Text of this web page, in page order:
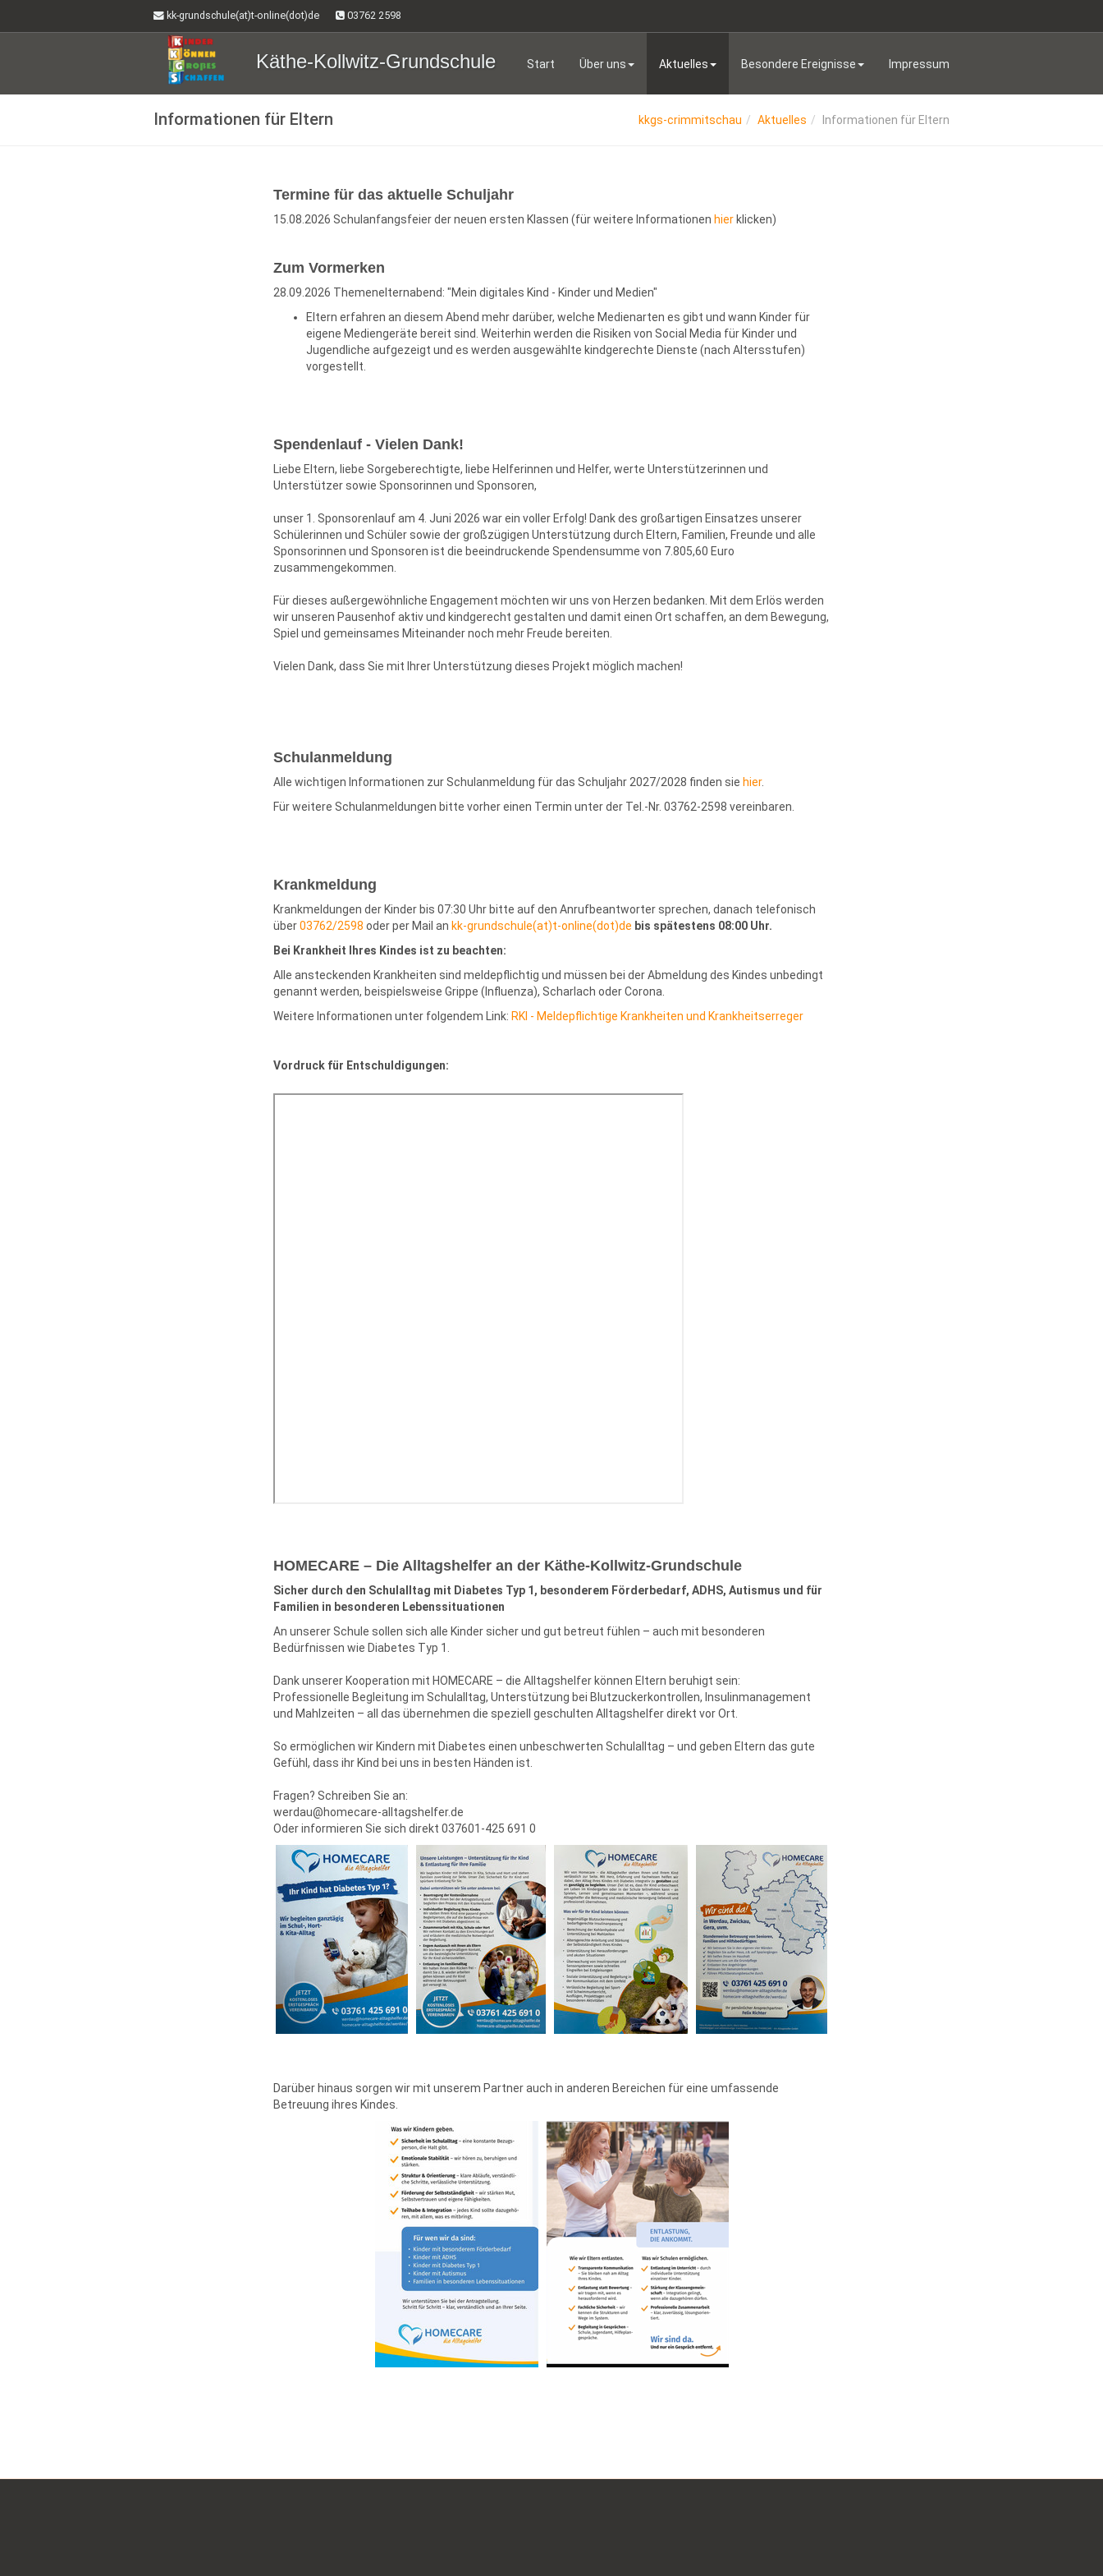
kk-grundschule(at)t-online(dot)de 03762 2598
Käthe-Kollwitz-Grundschule Start Über uns Aktuelles Besondere Ereignisse Impressum
Informationen für Eltern kkgs-crimmitschau Aktuelles Informationen für Eltern
Termine für das aktuelle Schuljahr
15.08.2026 Schulanfangsfeier der neuen ersten Klassen (für weitere Informationen hier klicken)
Zum Vormerken
28.09.2026 Themenelternabend: "Mein digitales Kind - Kinder und Medien"
Eltern erfahren an diesem Abend mehr darüber, welche Medienarten es gibt und wann Kinder für
eigene Mediengeräte bereit sind. Weiterhin werden die Risiken von Social Media für Kinder und
Jugendliche aufgezeigt und es werden ausgewählte kindgerechte Dienste (nach Altersstufen)
vorgestellt.
Spendenlauf - Vielen Dank!
Liebe Eltern, liebe Sorgeberechtigte, liebe Helferinnen und Helfer, werte Unterstützerinnen und
Unterstützer sowie Sponsorinnen und Sponsoren,
unser 1. Sponsorenlauf am 4. Juni 2026 war ein voller Erfolg! Dank des großartigen Einsatzes unserer
Schülerinnen und Schüler sowie der großzügigen Unterstützung durch Eltern, Familien, Freunde und alle
Sponsorinnen und Sponsoren ist die beeindruckende Spendensumme von 7.805,60 Euro
zusammengekommen.
Für dieses außergewöhnliche Engagement möchten wir uns von Herzen bedanken. Mit dem Erlös werden
wir unseren Pausenhof aktiv und kindgerecht gestalten und damit einen Ort schaffen, an dem Bewegung,
Spiel und gemeinsames Miteinander noch mehr Freude bereiten.
Vielen Dank, dass Sie mit Ihrer Unterstützung dieses Projekt möglich machen!
Schulanmeldung
Alle wichtigen Informationen zur Schulanmeldung für das Schuljahr 2027/2028 finden sie hier.
Für weitere Schulanmeldungen bitte vorher einen Termin unter der Tel.-Nr. 03762-2598 vereinbaren.
Krankmeldung
Krankmeldungen der Kinder bis 07:30 Uhr bitte auf den Anrufbeantworter sprechen, danach telefonisch
über03762/2598 oder per Mail an kk-grundschule(at)t-online(dot)de bis spätestens 08:00 Uhr.
Bei Krankheit Ihres Kindes ist zu beachten:
Alle ansteckenden Krankheiten sind meldepflichtig und müssen bei der Abmeldung des Kindes unbedingt
genannt werden, beispielsweise Grippe (Influenza), Scharlach oder Corona.
Weitere Informationen unter folgendem Link: RKI - Meldepflichtige Krankheiten und Krankheitserreger
Vordruck für Entschuldigungen:
HOMECARE – Die Alltagshelfer an der Käthe-Kollwitz-Grundschule
Sicher durch den Schulalltag mit Diabetes Typ 1, besonderem Förderbedarf, ADHS, Autismus und für
Familien in besonderen Lebenssituationen
An unserer Schule sollen sich alle Kinder sicher und gut betreut fühlen – auch mit besonderen
Bedürfnissen wie Diabetes Typ 1.
Dank unserer Kooperation mit HOMECARE – die Alltagshelfer können Eltern beruhigt sein:
Professionelle Begleitung im Schulalltag, Unterstützung bei Blutzuckerkontrollen, Insulinmanagement
und Mahlzeiten – all das übernehmen die speziell geschulten Alltagshelfer direkt vor Ort.
So ermöglichen wir Kindern mit Diabetes einen unbeschwerten Schulalltag – und geben Eltern das gute
Gefühl, dass ihr Kind bei uns in besten Händen ist.
Fragen? Schreiben Sie an:
werdau@homecare-alltagshelfer.de
Oder informieren Sie sich direkt 037601-425 691 0
Darüber hinaus sorgen wir mit unserem Partner auch in anderen Bereichen für eine umfassende
Betreuung ihres Kindes.